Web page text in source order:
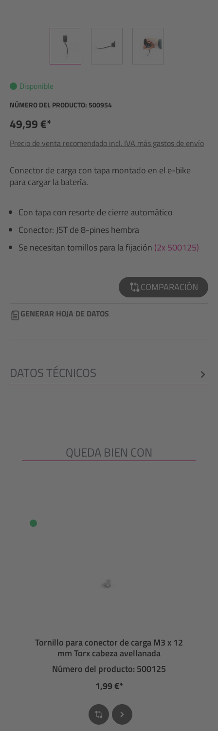
Disponible
NÚMERO DEL PRODUCTO: 500954
49,99 €*
Precio de venta recomendado incl. IVA más gastos de envío
Conector de carga con tapa montado en el e-bike
para cargar la batería.
Con tapa con resorte de cierre automático
Conector: JST de 8-pines hembra
Se necesitan tornillos para la fijación (2x 500125)
COMPARACIÓN
GENERAR HOJA DE DATOS
DATOS TÉCNICOS
Omitir la galería de productos
QUEDA BIEN CON
Tornillo para conector de carga M3 x 12
mm Torx cabeza avellanada
Número del producto: 500125
1,99 €*